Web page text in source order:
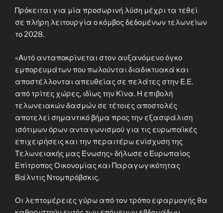
Πρόκειται για μία προσωρινή λύση μέχρι τα τεθεί
σε πλήρη λειτουργία ο κόμβος δεδομένων τελωνείων
το 2028.
«Αυτό ανταποκρίνεται στον αυξανόμενο όγκο
εμπορευμάτων που πωλούνται διαδικτυακά και
αποστέλλονται απευθείας σε πελάτες στην Ε.Ε.
από τρίτες χώρες, ιδίως την Κίνα. Η επιβολή
τελωνειακών δασμών σε τέτοιες αποστολές
αποτελεί σημαντικό βήμα προς την εξασφάλιση
ισότιμων όρων ανταγωνισμού για τις ευρωπαϊκές
επιχειρήσεις και την περαιτέρω ενίσχυση της
Τελωνειακής μας Ένωσης» δήλωσε ο Ευρωπαίος
Επίτροπος Οικονομίας και Παραγωγικότητας
Βάλντις Ντομπρόβσκις.
Οι λεπτομέρειες γύρω από τον τρόπο εφαρμογής θα